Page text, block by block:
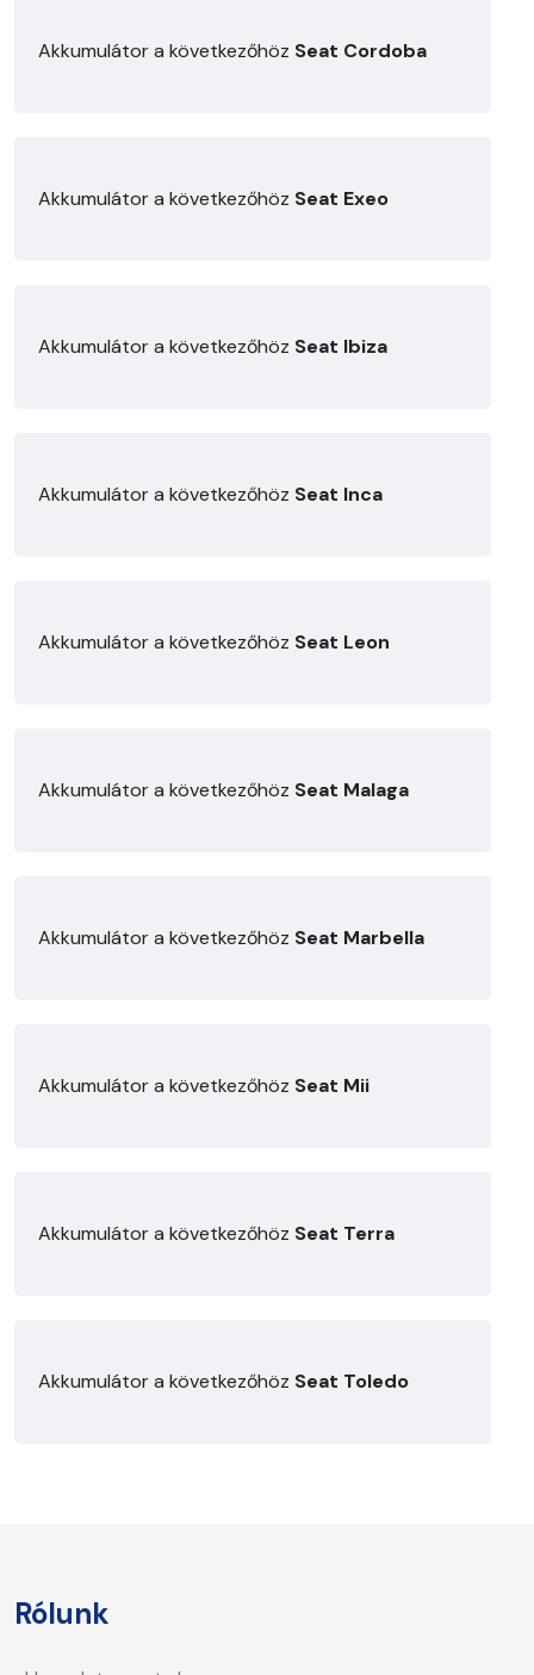
Akkumulátor a következőhöz Seat Cordoba
Akkumulátor a következőhöz Seat Exeo
Akkumulátor a következőhöz Seat Ibiza
Akkumulátor a következőhöz Seat Inca
Akkumulátor a következőhöz Seat Leon
Akkumulátor a következőhöz Seat Malaga
Akkumulátor a következőhöz Seat Marbella
Akkumulátor a következőhöz Seat Mii
Akkumulátor a következőhöz Seat Terra
Akkumulátor a következőhöz Seat Toledo
Rólunk